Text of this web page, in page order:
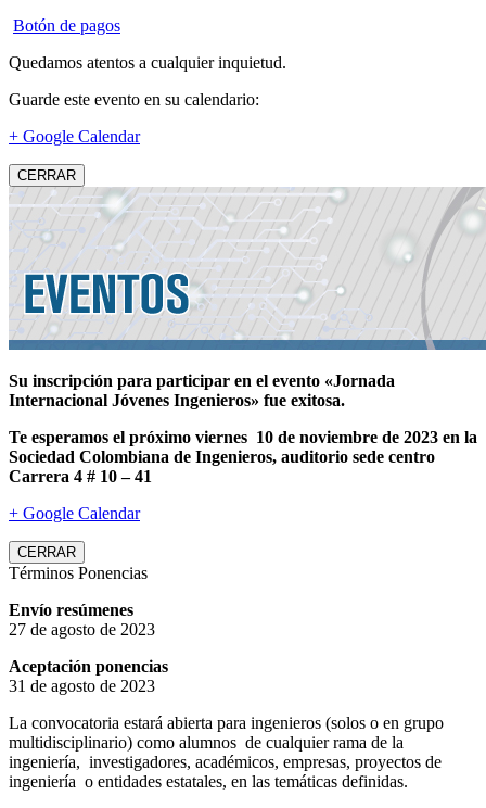
Botón de pagos
Quedamos atentos a cualquier inquietud.
Guarde este evento en su calendario:
+ Google Calendar
CERRAR
Su inscripción para participar en el evento «Jornada
Internacional Jóvenes Ingenieros» fue exitosa.
Te esperamos el próximo viernes 10 de noviembre de 2023 en la
Sociedad Colombiana de Ingenieros, auditorio sede centro
Carrera 4 # 10 – 41
+ Google Calendar
CERRAR
Términos Ponencias
Envío resúmenes
27 de agosto de 2023
Aceptación ponencias
31 de agosto de 2023
La convocatoria estará abierta para ingenieros (solos o en grupo
multidisciplinario) como alumnos de cualquier rama de la
ingeniería, investigadores, académicos, empresas, proyectos de
ingeniería o entidades estatales, en las temáticas definidas.